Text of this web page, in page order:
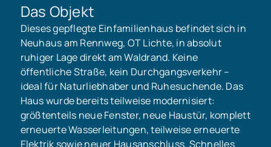
Das Objekt
Dieses gepflegte Einfamilienhaus befindet sich in
Neuhaus am Rennweg, OT Lichte, in absolut
ruhiger Lage direkt am Waldrand. Keine
öffentliche Straße, kein Durchgangsverkehr –
ideal für Naturliebhaber und Ruhesuchende. Das
Haus wurde bereits teilweise modernisiert:
größtenteils neue Fenster, neue Haustür, komplett
erneuerte Wasserleitungen, teilweise erneuerte
Elektrik sowie neuer Hausanschluss. Schnelles